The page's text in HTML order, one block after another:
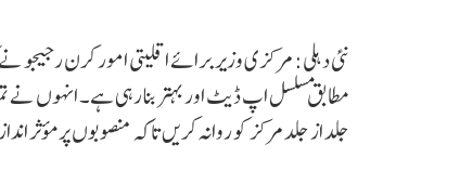
نئی دہلی: مرکزی وزیر برائے اقلیتی امور کرن
مطابق مسلسل اپ ڈیٹ اور بہتر بنا رہی ہے۔ انہوں نے
جلد از جلد مرکز کو روانہ کریں تاکہ منصوبوں پر مؤثر